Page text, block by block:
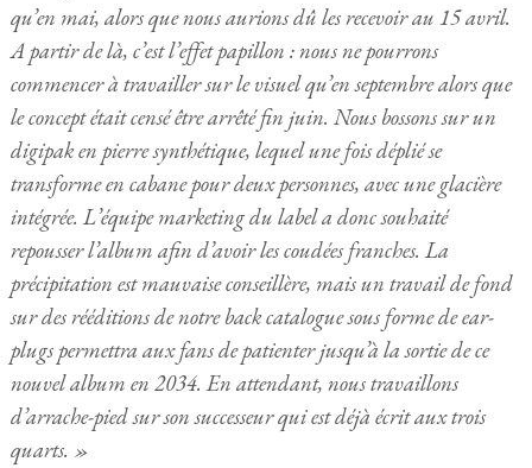
qu’en mai, alors que nous aurions dû les recevoir au 15 avril.
A partir de là, c’est l’effet papillon : nous ne pourrons
commencer à travailler sur le visuel qu’en septembre alors que
le concept était censé être arrêté fin juin. Nous bossons sur un
digipak en pierre synthétique, lequel une fois déplié se
transforme en cabane pour deux personnes, avec une glacière
intégrée. L’équipe marketing du label a donc souhaité
repousser l’album afin d’avoir les coudées franches. La
précipitation est mauvaise conseillère, mais un travail de fond
sur des rééditions de notre back catalogue sous forme de ear-
plugs permettra aux fans de patienter jusqu’à la sortie de ce
nouvel album en 2034. En attendant, nous travaillons
d’arrache-pied sur son successeur qui est déjà écrit aux trois
quarts. »